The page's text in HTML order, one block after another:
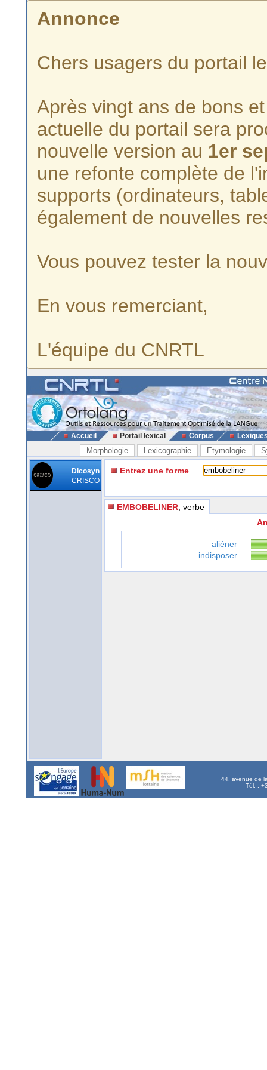
Annonce
Chers usagers du portail
Après vingt ans de bons
actuelle du portail sera
nouvelle version au 1er
une refonte complète de
supports (ordinateurs,
également de nouvelles
Vous pouvez tester la
En vous remerciant,
L'équipe du CNRTL
Accueil Portail lexical Corpus
Morphologie Lexicographie Etymologie
Dicosyn
CRISCO
Entrez une forme
EMBOBELINER , verbe
aliéner
indisposer
44, avenue de
Tél. :